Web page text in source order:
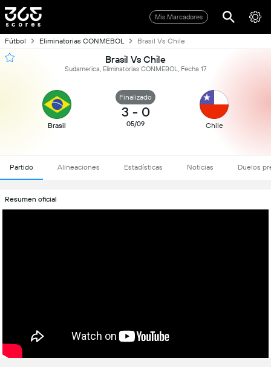
Mis Marcadores
Fútbol Eliminatorias CONMEBOL Brasil Vs Chile
Brasil Vs Chile
Sudamerica, Eliminatorias CONMEBOL, Fecha 17
Brasil
Finalizado
3 - 0
05/09 Chile
Partido Alineaciones Estadísticas Noticias Duelos
Resumen oficial